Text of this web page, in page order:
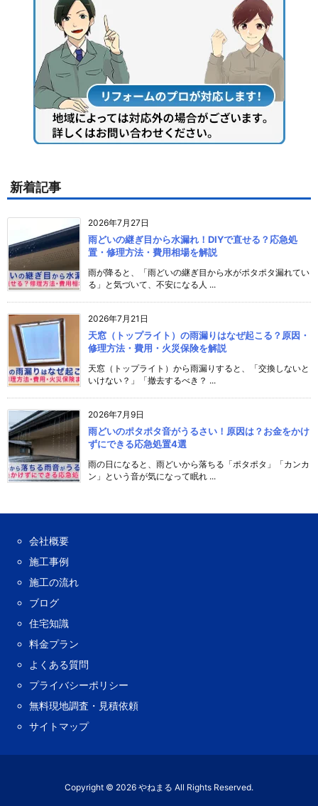
新着記事
2026年7月27日
雨どいの継ぎ目から水漏れ！DIYで直せる？応急処
置・修理方法・費用相場を解説
雨が降ると、「雨どいの継ぎ目から水がポタポタ漏れてい
る」と気づいて、不安になる人 ...
2026年7月21日
天窓（トップライト）の雨漏りはなぜ起こる？原因・
修理方法・費用・火災保険を解説
天窓（トップライト）から雨漏りすると、「交換しないと
いけない？」「撤去するべき？ ...
2026年7月9日
雨どいのポタポタ音がうるさい！原因は？お金をかけ
ずにできる応急処置4選
雨の日になると、雨どいから落ちる「ポタポタ」「カンカ
ン」という音が気になって眠れ ...
会社概要
施工事例
施工の流れ
ブログ
住宅知識
料金プラン
よくある質問
プライバシーポリシー
無料現地調査・見積依頼
サイトマップ
Copyright © 2026 やねまる All Rights Reserved.